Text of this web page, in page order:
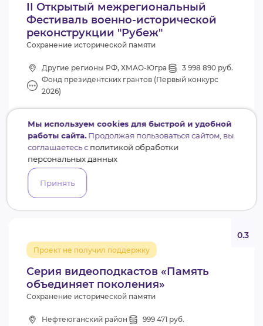
II Открытый межрегиональный
Фестиваль военно-исторической
реконструкции "Рубеж"
Сохранение исторической памяти
Другие регионы РФ, ХМАО-Югра
3 998 890 руб.
Фонд президентских грантов (Первый конкурс
2026)
РОДРМИ МЫ ВМЕСТЕ
Серия видеоподкастов «Память
объединяет поколения»
Проект не получил поддержку
0.3
Сохранение исторической памяти
Нефтеюганский район
999 471 руб.
Мы используем cookies для быстрой и удобной
работы сайта.Продолжая пользоваться сайтом, вы
соглашаетесь сполитикой обработки
персональных данных
Принять